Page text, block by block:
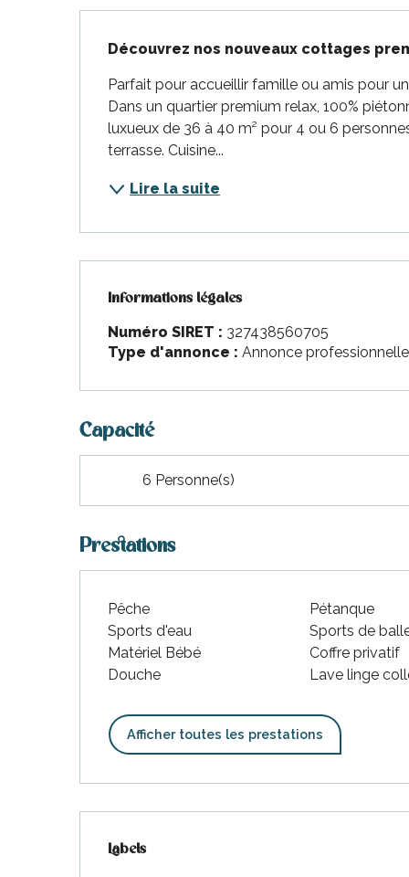
Clément-
Découvrez nos nouveaux cottages
Parfait pour accueillir famille ou amis pour
Dans un quartier premium relax, 100%
luxueux de 36 à 40 m² pour 4 ou 6
terrasse. Cuisine...
Lire la suite
Informations légales
Informations légales
Numéro SIRET : 327438560705
Type d'annonce : Annonce professionnelle
Capacité
6 Personne(s)
Prestations
Pêche
Pétanque
Sports d'eau
Sports de
Matériel Bébé
Coffre privatif
Douche
Lave linge
Afficher toutes les prestations
Labels
Labels